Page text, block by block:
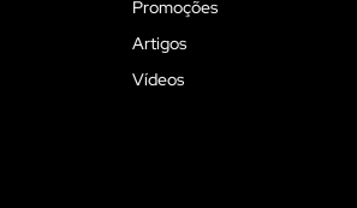
Promoções
Artigos
Vídeos